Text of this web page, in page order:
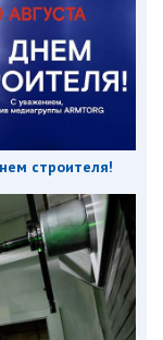
строителя!